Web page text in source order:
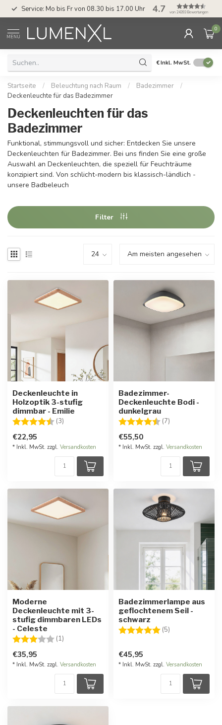
Service: Mo bis Fr von 08.30 bis 17.00 Uhr 4.7 von 24393 Bewertungen
MENU
0
€Inkl. MwSt.
Startseite / Beleuchtung nach Raum / Badezimmer
/
Deckenleuchte für das Badezimmer
Deckenleuchten für das
Badezimmer
Funktional, stimmungsvoll und sicher: Entdecken Sie unsere
Deckenleuchten für Badezimmer. Bei uns finden Sie eine große
Auswahl an Deckenleuchten, die speziell für Feuchträume
konzipiert sind. Von schlicht-modern bis klassisch-ländlich -
unsere Badbeleuch
Filter
Deckenleuchte in
Holzoptik 3-stufig
dimmbar - Emilie
Bewertung:
(3) 4.3 von 5 Sternen
€22,95
* Inkl. MwSt. zzgl. Versandkosten
Badezimmer-
Deckenleuchte Bodi -
dunkelgrau
Bewertung:
(7)
€55,50
* Inkl. MwSt. zzgl. Versandkosten
Moderne
Deckenleuchte mit 3-
stufig dimmbaren LEDs
- Celeste
Bewertung:
(1)
€35,95
* Inkl. MwSt. zzgl. Versandkosten
Badezimmerlampe aus
geflochtenem Seil -
schwarz
Bewertung:
(5)
€45,95
* Inkl. MwSt. zzgl. Versandkosten